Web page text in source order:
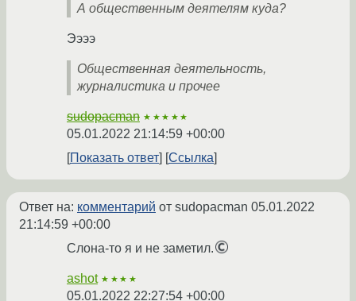
А общественным деятелям куда?
Ээээ
Общественная деятельность,
журналистика и прочее
sudopacman ★★★★★
05.01.2022 21:14:59 +00:00
Показать ответ
Ссылка
Ответ на: комментарий от sudopacman 05.01.2022
21:14:59 +00:00
Слона-то я и не заметил.
ashot ★★★★
05.01.2022 22:27:54 +00:00